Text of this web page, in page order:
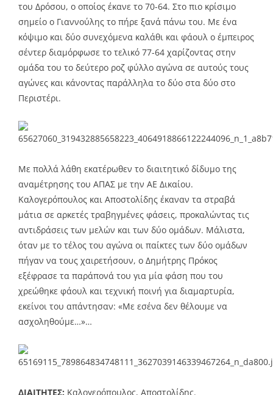
του Δρόσου, ο οποίος έκανε το 70-64. Στο πιο κρίσιμο
σημείο ο Γιαννούλης το πήρε ξανά πάνω του. Με ένα
κόψιμο και δύο συνεχόμενα καλάθι και φάουλ ο έμπειρος
σέντερ διαμόρφωσε το τελικό 77-64 χαρίζοντας στην
ομάδα του το δεύτερο ροζ φύλλο αγώνα σε αυτούς τους
αγώνες και κάνοντας παράλληλα το δύο στα δύο στο
Περιστέρι.
Με πολλά λάθη εκατέρωθεν το διαιτητικό δίδυμο της
αναμέτρησης του ΑΠΑΣ με την ΑΕ Δικαίου.
Καλογερόπουλος και Αποστολίδης έκαναν τα στραβά
μάτια σε αρκετές τραβηγμένες φάσεις, προκαλώντας τις
αντιδράσεις των μελών και των δύο ομάδων. Μάλιστα,
όταν με το τέλος του αγώνα οι παίκτες των δύο ομάδων
πήγαν να τους χαιρετήσουν, ο Δημήτρης Πρόκος
εξέφρασε τα παράπονά του για μία φάση που του
χρεώθηκε φάουλ και τεχνική ποινή για διαμαρτυρία,
εκείνοι του απάντησαν: «Με εσένα δεν θέλουμε να
ασχοληθούμε…»…
ΔΙΑΙΤΗΤΕΣ: Καλογερόπουλος, Αποστολίδης.